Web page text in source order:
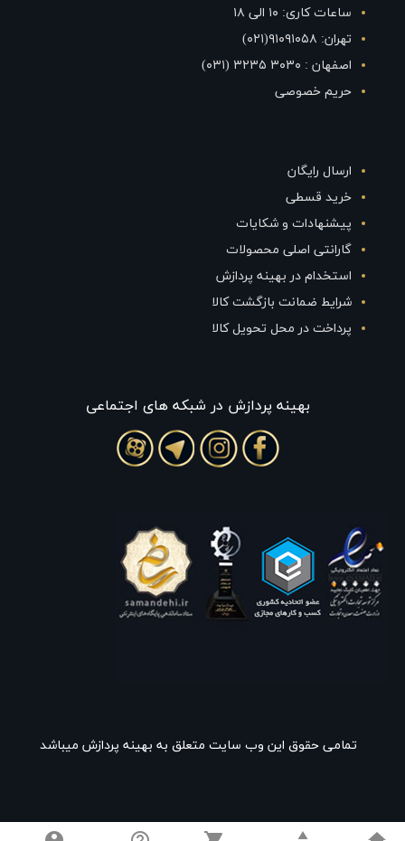
ساعات کاری: ۱۰ الی ۱۸
تهران: ۹۱۰۹۱۰۵۸(۰۲۱)
اصفهان : ۳۰۳۰ ۳۲۳۵ (۰۳۱)
حریم خصوصی
ارسال رایگان
خرید قسطی
پیشنهادات و شکایات
گارانتی اصلی محصولات
استخدام در بهینه پردازش
شرایط ضمانت بازگشت کالا
پرداخت در محل تحویل کالا
بهينه پردازش در شبکه های اجتماعی
تمامی حقوق این وب سایت متعلق به بهینه پردازش میباشد